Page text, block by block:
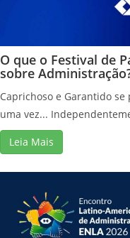
O que o Festival de
sobre
Caprichoso e Garantido
uma vez...
Leia Mais